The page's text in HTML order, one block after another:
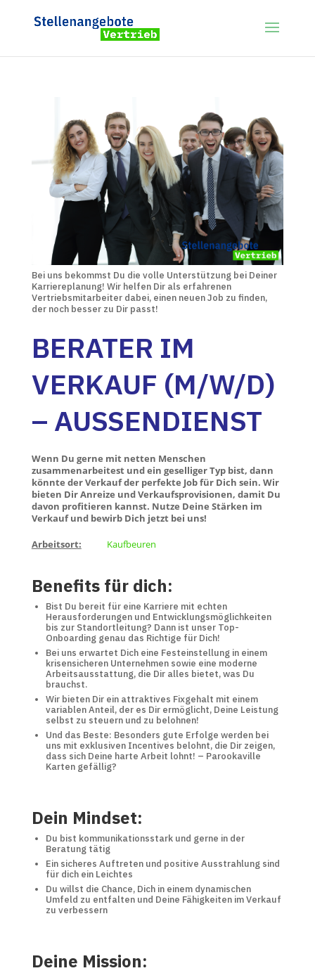
Bei uns bekommst Du die volle Unterstützung bei Deiner
Karriereplanung! Wir helfen Dir als erfahrenen
Vertriebsmitarbeiter dabei, einen neuen Job zu finden,
der noch besser zu Dir passt!
BERATER IM
VERKAUF (M/W/D)
– AUSSENDIENST
Wenn Du gerne mit netten Menschen
zusammenarbeitest und ein geselliger Typ bist, dann
könnte der Verkauf der perfekte Job für Dich sein. Wir
bieten Dir Anreize und Verkaufsprovisionen, damit Du
davon profitieren kannst. Nutze Deine Stärken im
Verkauf und bewirb Dich jetzt bei uns!
Arbeitsort: Kaufbeuren
Benefits für dich:
Bist Du bereit für eine Karriere mit echten
Herausforderungen und Entwicklungsmöglichkeiten
bis zur Standortleitung? Dann ist unser Top-
Onboarding genau das Richtige für Dich!
Bei uns erwartet Dich eine Festeinstellung in einem
krisensicheren Unternehmen sowie eine moderne
Arbeitsausstattung, die Dir alles bietet, was Du
brauchst.
Wir bieten Dir ein attraktives Fixgehalt mit einem
variablen Anteil, der es Dir ermöglicht, Deine Leistung
selbst zu steuern und zu belohnen!
Und das Beste: Besonders gute Erfolge werden bei
uns mit exklusiven Incentives belohnt, die Dir zeigen,
dass sich Deine harte Arbeit lohnt! – Parookaville
Karten gefällig?
Dein Mindset:
Du bist kommunikationsstark und gerne in der
Beratung tätig
Ein sicheres Auftreten und positive Ausstrahlung sind
für dich ein Leichtes
Du willst die Chance, Dich in einem dynamischen
Umfeld zu entfalten und Deine Fähigkeiten im Verkauf
zu verbessern
Deine Mission: